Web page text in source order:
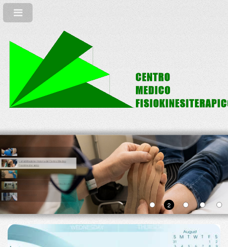
La struttura del Centro Medico Fisiokinesiterapico
La riabilitazione motoria del Centro Medico
Fisiokinesiterapico
La palestra del Centro Medico Fisiokinesiterapico
2